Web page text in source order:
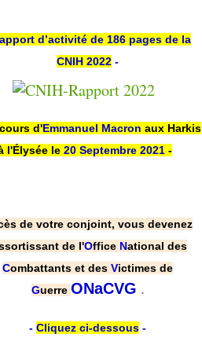
d’activité de 186 pages de la
CNIH 2022 -
d'Emmanuel Macron aux Harkis
l'Élysée le 20 Septembre 2021 -
de votre conjoint, vous devenez
de l'Office National des
Combattants et des Victimes de
Guerre ONaCVG .
- Cliquez ci-dessous -